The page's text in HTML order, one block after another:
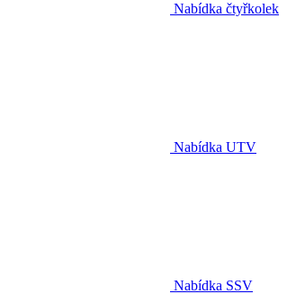
Nabídka čtyřkolek
Nabídka UTV
Nabídka SSV